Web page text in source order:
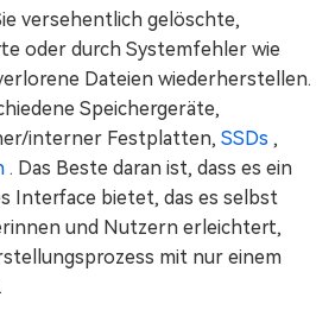
versehentlich gelöschte,
oder durch Systemfehler wie
Dateien wiederherstellen.
Speichergeräte,
interner Festplatten, SSDs ,
. Das Beste daran ist, dass es ein
Interface bietet, das es selbst
und Nutzern erleichtert,
mit nur einem